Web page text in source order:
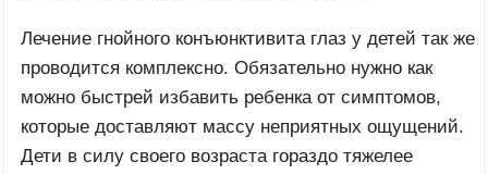
Лечение гнойного конъюнктивита глаз у детей так же
проводится комплексно. Обязательно нужно как
можно быстрей избавить ребенка от симптомов,
которые доставляют массу неприятных ощущений.
Дети в силу своего возраста гораздо тяжелее